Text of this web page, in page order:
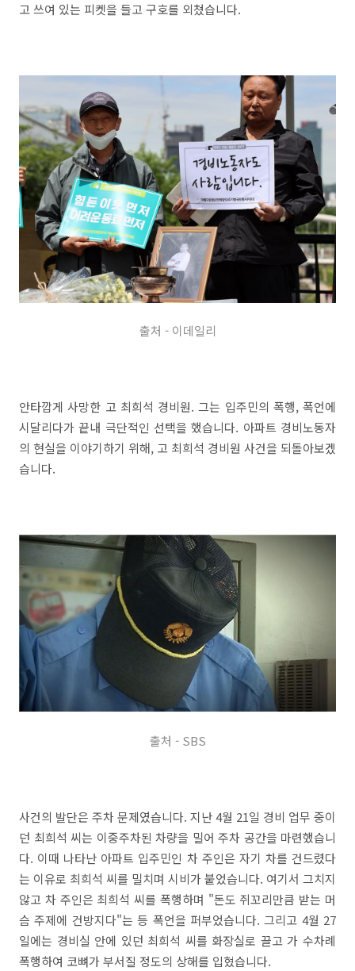
고 쓰여 있는 피켓을 들고 구호를 외쳤습니다.
출처 - 이데일리
안타깝게 사망한 고 최희석 경비원. 그는 입주민의 폭행, 폭언에
시달리다가 끝내 극단적인 선택을 했습니다. 아파트 경비노동자
의 현실을 이야기하기 위해, 고 최희석 경비원 사건을 되돌아보겠
습니다.
출처 - SBS
사건의 발단은 주차 문제였습니다. 지난 4월 21일 경비 업무 중이
던 최희석 씨는 이중주차된 차량을 밀어 주차 공간을 마련했습니
다. 이때 나타난 아파트 입주민인 차 주인은 자기 차를 건드렸다
는 이유로 최희석 씨를 밀치며 시비가 붙었습니다. 여기서 그치지
않고 차 주인은 최희석 씨를 폭행하며 "돈도 쥐꼬리만큼 받는 머
슴 주제에 건방지다"는 등 폭언을 퍼부었습니다. 그리고 4월 27
일에는 경비실 안에 있던 최희석 씨를 화장실로 끌고 가 수차례
폭행하여 코뼈가 부서질 정도의 상해를 입혔습니다.